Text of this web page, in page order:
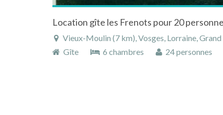
Location gîte les Frenots pour 20
Vieux-Moulin (7 km), Vosges, Lorraine, Grand
Gîte
6 chambres 24 personnes